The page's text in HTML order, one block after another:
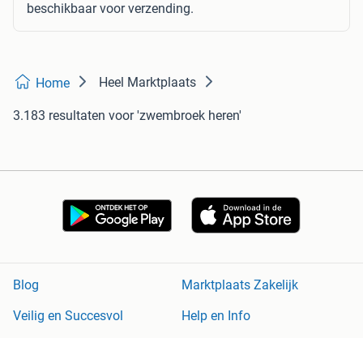
beschikbaar voor verzending.
Home Heel Marktplaats
3.183 resultaten voor 'zwembroek heren'
Blog
Marktplaats Zakelijk
Veilig en Succesvol
Help en Info